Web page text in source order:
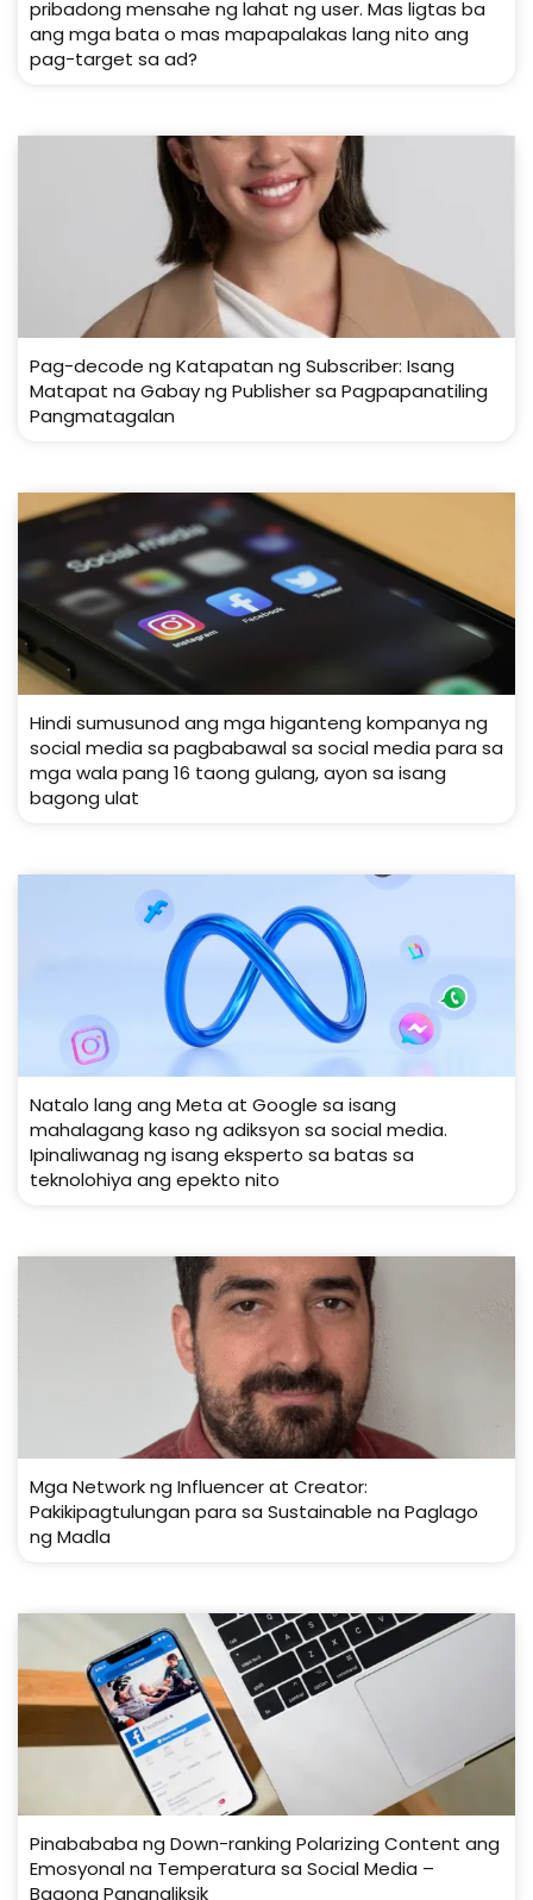
pribadong mensahe ng lahat ng user. Mas ligtas ba
ang mga bata o mas mapapalakas lang nito ang
pag-target sa ad?
Pag-decode ng Katapatan ng Subscriber: Isang
Matapat na Gabay ng Publisher sa Pagpapanatiling
Pangmatagalan
Hindi sumusunod ang mga higanteng kompanya ng
social media sa pagbabawal sa social media para sa
mga wala pang 16 taong gulang, ayon sa isang
bagong ulat
Natalo lang ang Meta at Google sa isang
mahalagang kaso ng adiksyon sa social media.
Ipinaliwanag ng isang eksperto sa batas sa
teknolohiya ang epekto nito
Mga Network ng Influencer at Creator:
Pakikipagtulungan para sa Sustainable na Paglago
ng Madla
Pinabababa ng Down-ranking Polarizing Content ang
Emosyonal na Temperatura sa Social Media –
Bagong Pananaliksik